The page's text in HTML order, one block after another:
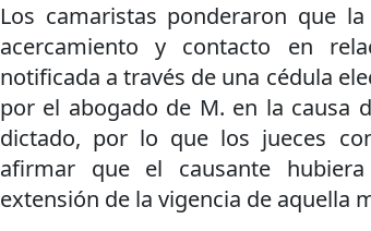
Los camaristas ponderaron que
acercamiento y contacto en
notificada a través de una cédula
por el abogado de M. en la causa
dictado, por lo que los jueces
afirmar que el causante
extensión de la vigencia de aquella